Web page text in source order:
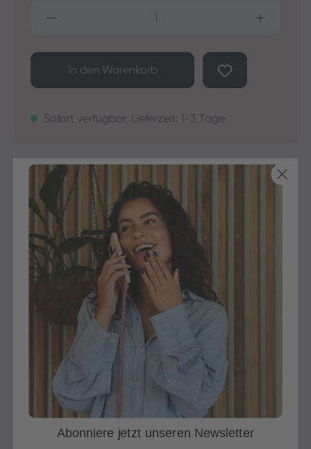
Produkt Anzahl: Gib den gewünschten
In den Warenkorb
Sofort verfügbar, Lieferzeit: 1-3 Tage
30 Tage Rückgaberecht
Versandfertig in 24-48h
Jetzt shoppen - bezahlen in 30 Tagen
Beschreibung
Reinigendes und pflegendes Enzym- Fußpeeling.
Bromelain ist ein Enzym, das natürlich in hoher
Konzentration in der Ananas vorkommt.
Es wird aus ihrem Fruchtfleisch, sowie aus ihren Samen
und Blättern gewonnen. Verwendung Die sanften
Enzyme aus der Ananas besitzen hervorragende
Bindungseiweißen (= Proteolyse) und die dadurch
Abonniere jetzt unseren Newsletter